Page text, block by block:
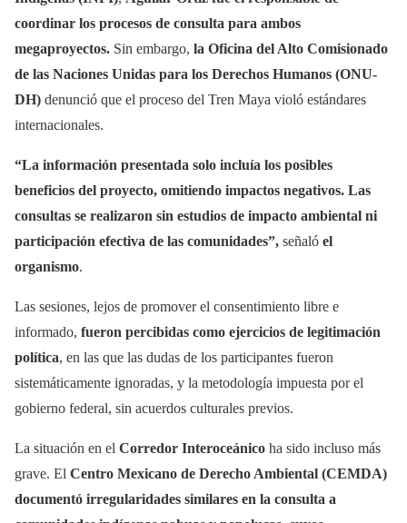
coordinar los procesos de consulta para ambos
megaproyectos. Sin embargo, la Oficina del Alto Comisionado
de las Naciones Unidas para los Derechos Humanos (ONU-
DH) denunció que el proceso del Tren Maya violó estándares
internacionales.
“La información presentada solo incluía los posibles
beneficios del proyecto, omitiendo impactos negativos. Las
consultas se realizaron sin estudios de impacto ambiental ni
participación efectiva de las comunidades”, señaló el
organismo.
Las sesiones, lejos de promover el consentimiento libre e
informado, fueron percibidas como ejercicios de legitimación
política, en las que las dudas de los participantes fueron
sistemáticamente ignoradas, y la metodología impuesta por el
gobierno federal, sin acuerdos culturales previos.
La situación en el Corredor Interoceánico ha sido incluso más
grave. El Centro Mexicano de Derecho Ambiental (CEMDA)
documentó irregularidades similares en la consulta a